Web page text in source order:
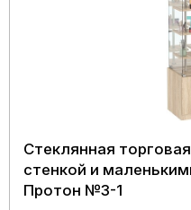
Стеклянная
стенкой и
Протон №3-1